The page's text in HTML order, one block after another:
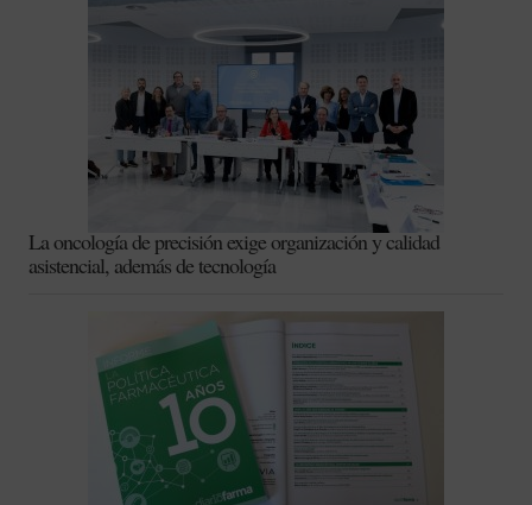
La oncología de precisión exige organización y calidad
asistencial, además de tecnología